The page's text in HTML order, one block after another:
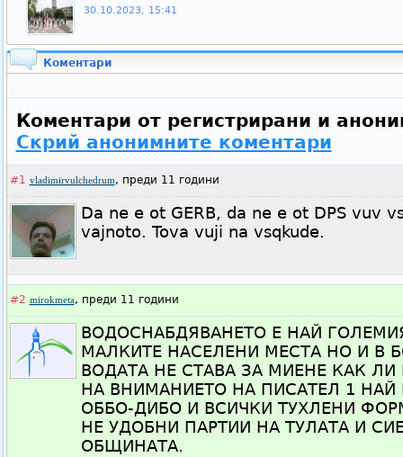
30.10.2023, 15:41
Коментари
Коментари от регистрирани и
Скрий анонимните коментари
#1 vladimirvulchedrum, преди 11 години
Da ne e ot GERB, da ne e ot DPS vuv
vajnoto. Tova vuji na vsqkude.
#2 mirokmeta, преди 11 години
ВОДОСНАБДЯВАНЕТО Е НАЙ
МАЛКИТЕ НАСЕЛЕНИ МЕСТА НО И В
ВОДАТА НЕ СТАВА ЗА МИЕНЕ КАК ЛИ
НА ВНИМАНИЕТО НА ПИСАТЕЛ 1
ОББО-ДИБО И ВСИЧКИ ТУХЛЕНИ
НЕ УДОБНИ ПАРТИИ НА ТУЛАТА И
ОБЩИНАТА.